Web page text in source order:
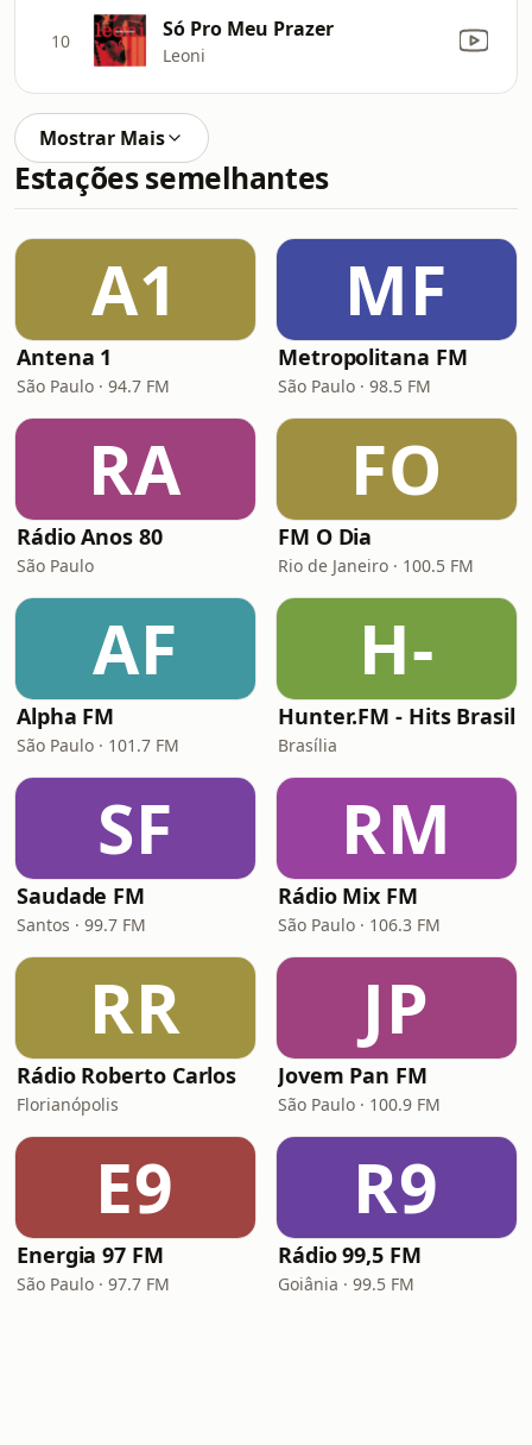
10 Só Pro Meu Prazer
Leoni
Mostrar Mais
Estações semelhantes
A1
Antena 1
São Paulo · 94.7 FM
MF
Metropolitana FM
São Paulo · 98.5 FM
RA
Rádio Anos 80
São Paulo
FO
FM O Dia
Rio de Janeiro · 100.5 FM
AF
Alpha FM
São Paulo · 101.7 FM
H-
Hunter.FM - Hits Brasil
Brasília
SF
Saudade FM
Santos · 99.7 FM
RM
Rádio Mix FM
São Paulo · 106.3 FM
RR
Rádio Roberto Carlos
Florianópolis
JP
Jovem Pan FM
São Paulo · 100.9 FM
E9
Energia 97 FM
São Paulo · 97.7 FM
R9
Rádio 99,5 FM
Goiânia · 99.5 FM